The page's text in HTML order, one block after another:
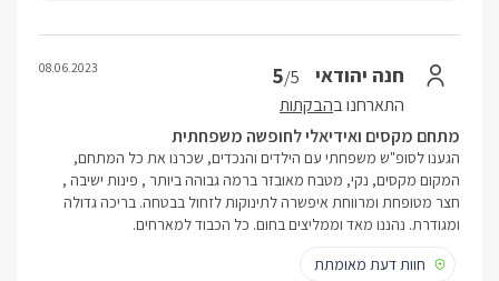
חנה יהודאי 5/5
התארחנו בהבקתות
08.06.2023
מתחם מקסים ואידיאלי לחופשה משפחתית
הגענו לסופ"ש משפחתי עם הילדים והנכדים, שכרנו את כל המתחם,
המקום מקסים, נקי, מטבח מאובזר ברמה גבוהה ביותר , פינות ישיבה ,
חצר מטופחת ומרווחת איפשרה לתינוקות לזחול בבטחה. בריכה גדולה
ומגודרת. נהננו מאד וממליצים בחום. כל הכבוד למארחים.
חוות דעת מאומתת